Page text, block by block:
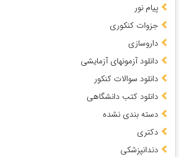
پیام نور
جزوات کنکوری
داروسازی
دانلود آزمونهای آزمایشی
دانلود سوالات کنکور
دانلود کتب دانشگاهی
دسته بندی نشده
دکتری
دندانپزشکی